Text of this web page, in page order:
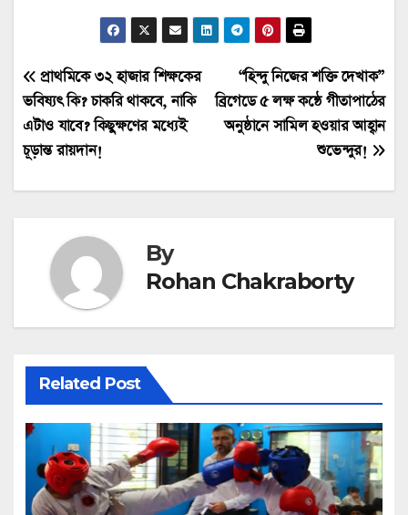
Post
navigation
“হিন্দু নিজের শক্তি দেখাক”
ব্রিগেডে ৫ লক্ষ কন্ঠে গীতাপাঠের
অনুষ্ঠানে সামিল হওয়ার আহ্বান
শুভেন্দুর!
প্রাথমিকে ৩২ হাজার শিক্ষকের
ভবিষ্যৎ কি? চাকরি থাকবে, নাকি
এটাও যাবে? কিছুক্ষণের মধ্যেই
চূড়ান্ত রায়দান!
By
Rohan Chakraborty
Related Post